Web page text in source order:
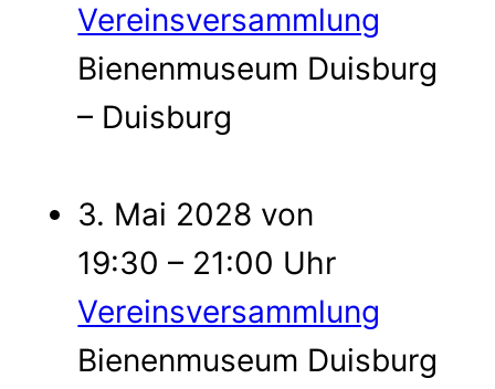
Vereinsversammlung
Bienenmuseum Duisburg
– Duisburg
3. Mai 2028 von
19:30 – 21:00 Uhr
Vereinsversammlung
Bienenmuseum Duisburg